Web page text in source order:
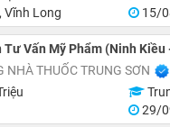
Vĩnh Long
15/
Tư Vấn Mỹ Phẩm (Ninh Kiều
NHÀ THUỐC TRUNG SƠN
29/